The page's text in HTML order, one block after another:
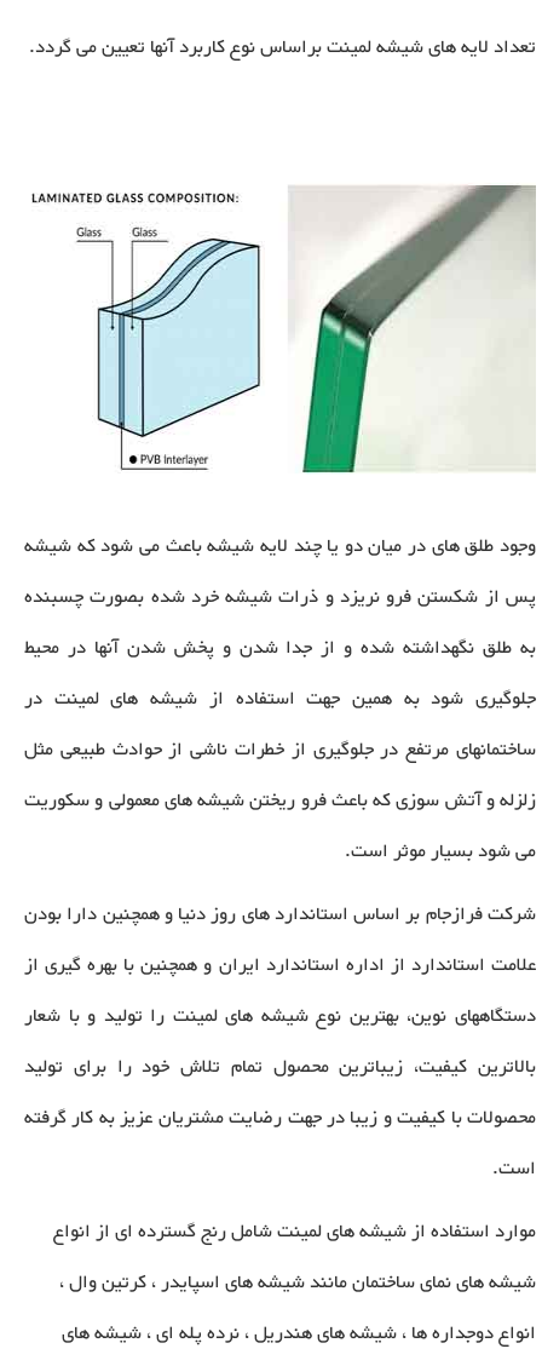
تعداد لایه های شیشه لمینت براساس نوع کاربرد آنها تعیین می گردد.
وجود طلق های در میان دو یا چند لایه شیشه باعث می شود که شیشه
پس از شکستن فرو نریزد و ذرات شیشه خرد شده بصورت چسبنده
به طلق نگهداشته شده و از جدا شدن و پخش شدن آنها در محیط
جلوگیری شود به همین جهت استفاده از شیشه های لمینت در
ساختمانهای مرتفع در جلوگیری از خطرات ناشی از حوادث طبیعی مثل
زلزله و آتش سوزی که باعث فرو ریختن شیشه های معمولی و سکوریت
می شود بسیار موثر است.
شرکت فرازجام بر اساس استاندارد های روز دنیا و همچنین دارا بودن
علامت استاندارد از اداره استاندارد ایران و همچنین با بهره گیری از
دستگاه­های نوین، بهترین نوع شیشه های لمینت را تولید و با شعار
بالاترین کیفیت، زیباترین محصول تمام تلاش خود را برای تولید
محصولات با کیفیت و زیبا در جهت رضایت مشتریان عزیز به کار گرفته
است.
موارد استفاده از شیشه های لمینت شامل رنج گسترده ای از انواع
شیشه های نمای ساختمان مانند شیشه های اسپایدر ، کرتین وال ،
انواع دوجداره ها ، شیشه های هندریل ، نرده پله ای ، شیشه های